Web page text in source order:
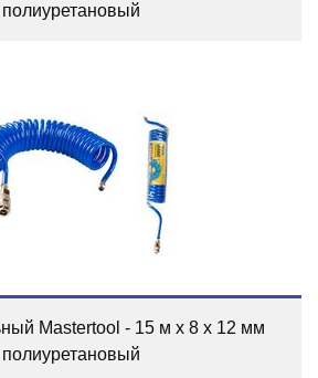
полиуретановый
Mastertool - 15 м x 8 x 12 мм
полиуретановый